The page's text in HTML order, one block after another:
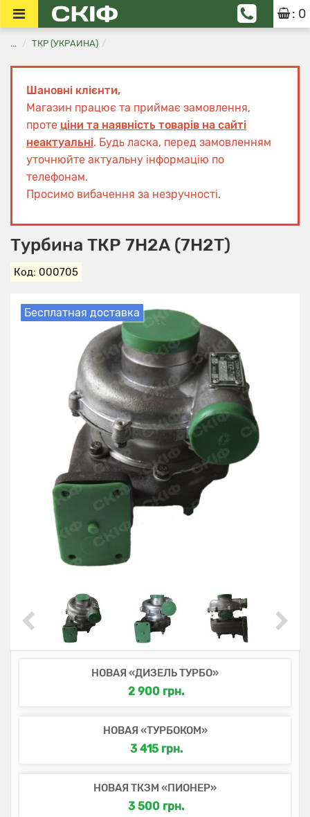
: 0
... ТКР (УКРАИНА)
Шановні клієнти,
Магазин працює та приймає замовлення,
проте ціни та наявність товарів на сайті
неактуальні. Будь ласка, перед замовленням
уточнюйте актуальну інформацію по
телефонам.
Просимо вибачення за незручності.
Турбина ТКР 7Н2А (7Н2Т)
Код: 000705
Бесплатная доставка
НОВАЯ «ДИЗЕЛЬ ТУРБО»
2 900 грн.
НОВАЯ «ТУРБОКОМ»
3 415 грн.
НОВАЯ ТКЗМ «ПИОНЕР»
3 500 грн.